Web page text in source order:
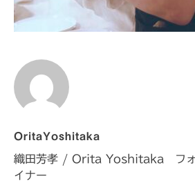
OritaYoshitaka
織田芳孝 / Orita Yoshitaka フォ
イナー